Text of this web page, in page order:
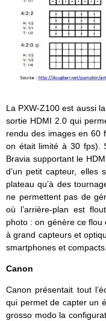
La PXW-Z100 est aussi
sortie HDMI 2.0 qui
rendu des images en 60
on était limité à 30 fps).
Bravia supportant le
d’un petit capteur, elles
plateau qu’à des
ne permettent pas de
où l’arrière-plan est
photo : on génère ce flou
à grand capteurs et
smartphones et compacts.
Canon
Canon présentait tout
qui permet de capter un
grosso modo la